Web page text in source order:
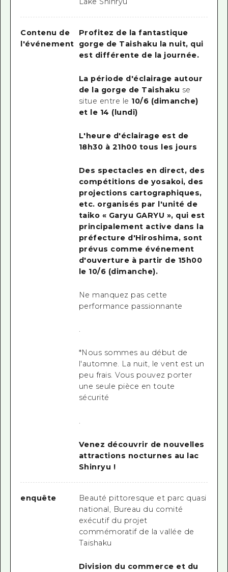
Contenu de
l'événement
Profitez de la fantastique
gorge de Taishaku la nuit, qui
est différente de la journée.
La période d'éclairage autour
de la gorge de Taishaku se
situe entre le 10/6 (dimanche)
et le 14 (lundi)
L'heure d'éclairage est de
18h30 à 21h00 tous les jours
Des spectacles en direct, des
compétitions de yosakoi, des
projections cartographiques,
etc. organisés par l'unité de
taiko « Garyu GARYU », qui est
principalement active dans la
préfecture d'Hiroshima, sont
prévus comme événement
d'ouverture à partir de 15h00
le 10/6 (dimanche).
Ne manquez pas cette
performance passionnante
.
*Nous sommes au début de
l'automne. La nuit, le vent est un
peu frais. Vous pouvez porter
une seule pièce en toute
sécurité
.
Venez découvrir de nouvelles
attractions nocturnes au lac
Shinryu !
enquête
Beauté pittoresque et parc quasi
national, Bureau du comité
exécutif du projet
commémoratif de la vallée de
Taishaku
Division du commerce et du